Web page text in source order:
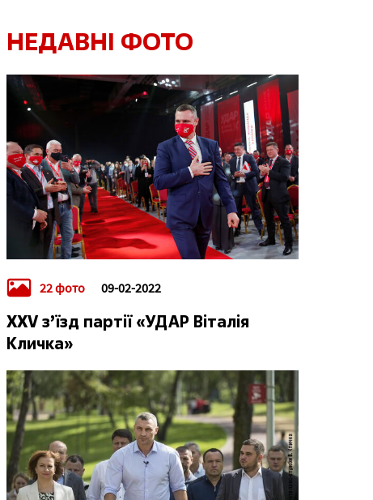
НЕДАВНІ ФОТО
22 фото 09-02-2022
XXV з’їзд партії «УДАР Віталія
Кличка»